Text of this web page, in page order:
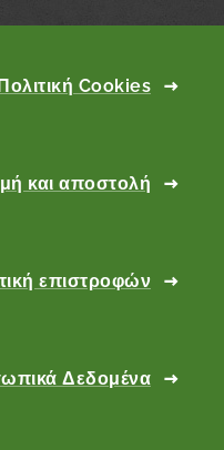
Cookies
και αποστολή
επιστροφών
Δεδομένα